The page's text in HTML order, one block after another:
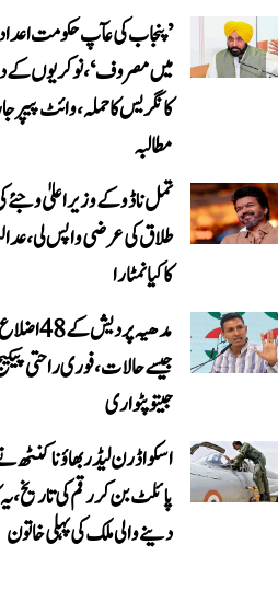
’پنجاب کی عآپ حکومت
میں مصروف‘، نوکریوں کے
کانگریس کا حملہ، وائٹ پیپر
مطالبہ
تمل ناڈو کے وزیر اعلیٰ وجئے
طلاق کی عرضی واپس لی،
کا کیا نمٹارا
مدھیہ
جیسے حالات، فوری راحتی
جیتو پٹواری
اسکواڈرن لیڈر بھاؤنا
پائلٹ بن کر رقم کی تاریخ، یہ
دینے والی ملک کی پہلی خاتون